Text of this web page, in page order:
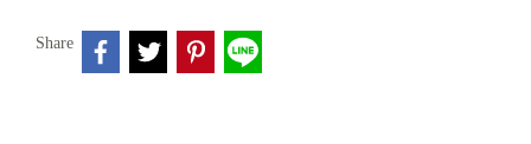
Share